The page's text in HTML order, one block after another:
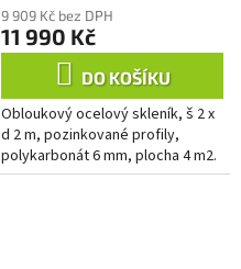
9 909 Kč bez DPH
11 990 Kč
DO KOŠÍKU
Obloukový ocelový skleník, š 2 x
d 2 m, pozinkované profily,
polykarbonát 6 mm, plocha 4 m2.